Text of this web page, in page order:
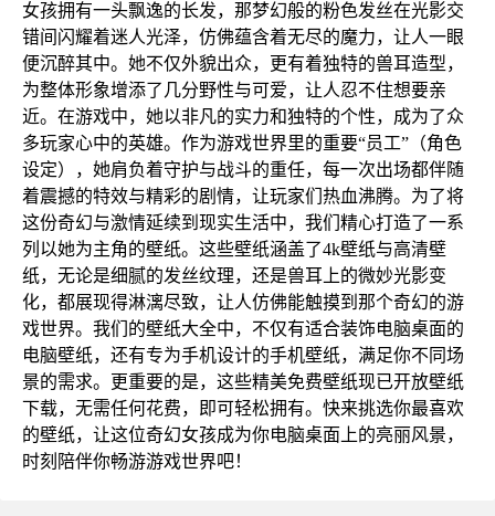
女孩拥有一头飘逸的长发，那梦幻般的粉色发丝在光影交
错间闪耀着迷人光泽，仿佛蕴含着无尽的魔力，让人一眼
便沉醉其中。她不仅外貌出众，更有着独特的兽耳造型，
为整体形象增添了几分野性与可爱，让人忍不住想要亲
近。在游戏中，她以非凡的实力和独特的个性，成为了众
多玩家心中的英雄。作为游戏世界里的重要“员工”（角色
设定），她肩负着守护与战斗的重任，每一次出场都伴随
着震撼的特效与精彩的剧情，让玩家们热血沸腾。为了将
这份奇幻与激情延续到现实生活中，我们精心打造了一系
列以她为主角的壁纸。这些壁纸涵盖了4k壁纸与高清壁
纸，无论是细腻的发丝纹理，还是兽耳上的微妙光影变
化，都展现得淋漓尽致，让人仿佛能触摸到那个奇幻的游
戏世界。我们的壁纸大全中，不仅有适合装饰电脑桌面的
电脑壁纸，还有专为手机设计的手机壁纸，满足你不同场
景的需求。更重要的是，这些精美免费壁纸现已开放壁纸
下载，无需任何花费，即可轻松拥有。快来挑选你最喜欢
的壁纸，让这位奇幻女孩成为你电脑桌面上的亮丽风景，
时刻陪伴你畅游游戏世界吧！